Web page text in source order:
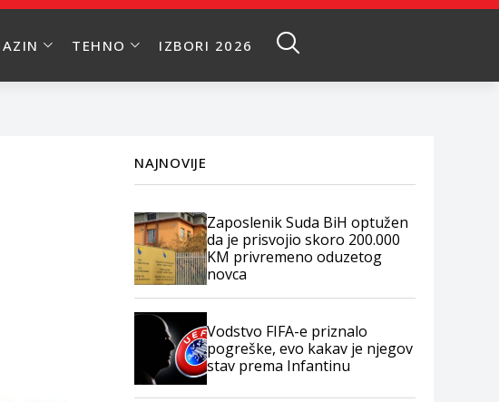
TEHNO IZBORI 2026
NAJNOVIJE
Zaposlenik Suda BiH optužen
da je prisvojio skoro 200.000
KM privremeno oduzetog
novca
Vodstvo FIFA-e priznalo
pogreške, evo kakav je njegov
stav prema Infantinu